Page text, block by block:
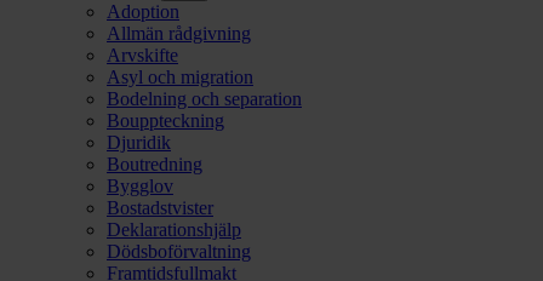
Adoption
Allmän rådgivning
Arvskifte
Asyl och migration
Bodelning och separation
Bouppteckning
Djuridik
Boutredning
Bygglov
Bostadstvister
Deklarationshjälp
Dödsboförvaltning
Framtidsfullmakt